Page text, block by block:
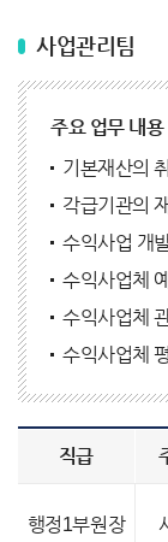
사업관리팀
주요 업무 내용
기본재산의
각급기관의
수익사업 개
수익사업체
수익사업체
수익사업체
직급
행정1부원장